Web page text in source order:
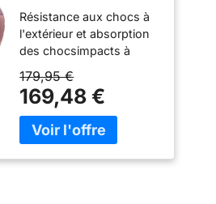
Femmes - avec
Visière - Réglage
de la Taille
Individuel - Bramble
- Antique Rose Matt
- 54-58 cm
Résistance aux chocs à
l'extérieur et absorption
des chocsimpacts à
coque extérieure robuste
et à la coque intérieure
en EPS Réduction
moyenne/normale du
179,95 €
169,48 €